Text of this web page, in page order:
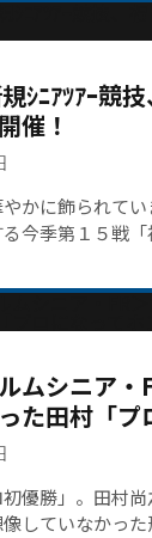
ドや練習後には
ｼﾆｱﾂｱｰ競
催！
かに飾られて
今季第１５戦
月９日、１０日
アマ３６名の９
アからジュニ
ポーツになるよ
オーガスタ
催されている
よいよ始まる。
大会初日組み合
ムシニア・
た田村「プ
」
優勝」。田村尚
していなかっ